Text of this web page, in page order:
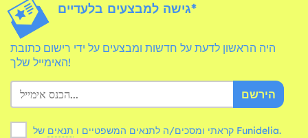
גישה למבצעים בלעדיים*
היה הראשון לדעת על חדשות ומבצעים על ידי רישום כתובת
האימייל שלך!
הירשם
קראתי ומסכים/ה לתנאים המשפטיים ו תנאים של Funidelia.